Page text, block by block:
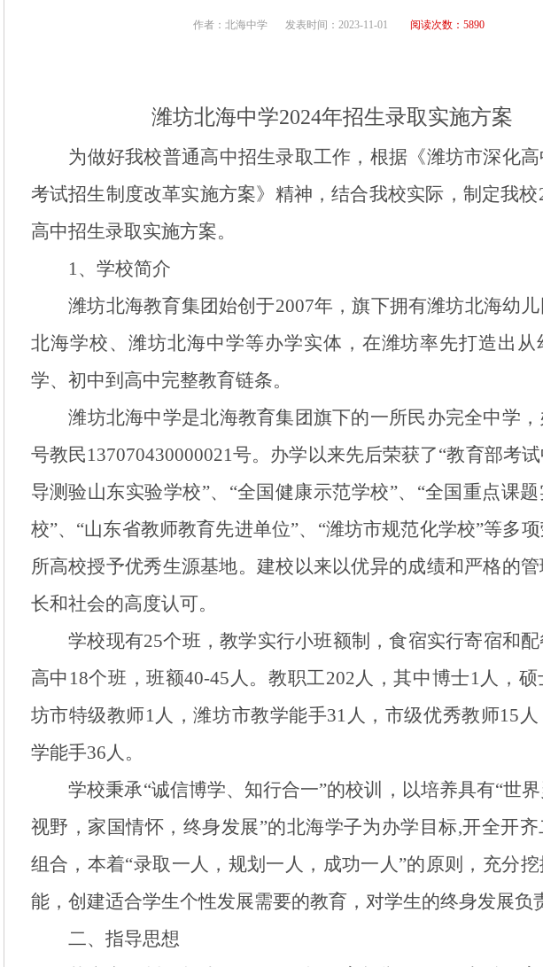
作者： 北海中学 发表时间： 2023-11-01 阅读次数： 5890
潍坊北海中学2024年招生录取实施方案
为做好我校普通高中招生录取工作，根据《潍坊市深化
考试招生制度改革实施方案》精神，结合我校实际，制定我校
高中招生录取实施方案。
1、学校简介
潍坊北海教育集团始创于2007年，旗下拥有潍坊北海幼
北海学校、潍坊北海中学等办学实体，在潍坊率先打造出从
学、初中到高中完整教育链条。
潍坊北海中学是北海教育集团旗下的一所民办完全中学
号教民137070430000021号。办学以来先后荣获了“教育部考
导测验山东实验学校”、 “全国健康示范学校”、 “全国重点课
校”、 “山东省教师教育先进单位”、 “潍坊市规范化学校”等多
所高校授予优秀生源基地。建校以来以优异的成绩和严格的
长和社会的高度认可。
学校现有25个班，教学实行小班额制，食宿实行寄宿和
高中 18个班，班额40-45 人。教职工202人，其中博士1人，硕
坊市特级教师1人，潍坊市教学能手31 人，市级优秀教师15
学能手36人。
学校秉承“诚信博学、知行合一”的校训，以培养具有“世
视野，家国情怀，终身发展”的北海学子为办学目标,开全开
组合，本着“录取一人，规划一人，成功一人”的原则，充分
能，创建适合学生个性发展需要的教育，对学生的终身发展负
二、指导思想